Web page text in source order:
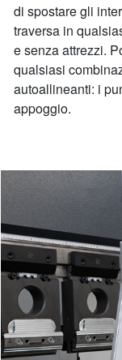
di spostare gli
traversa in
e senza attrezzi.
qualsiasi
autoallineanti: i
appoggio.